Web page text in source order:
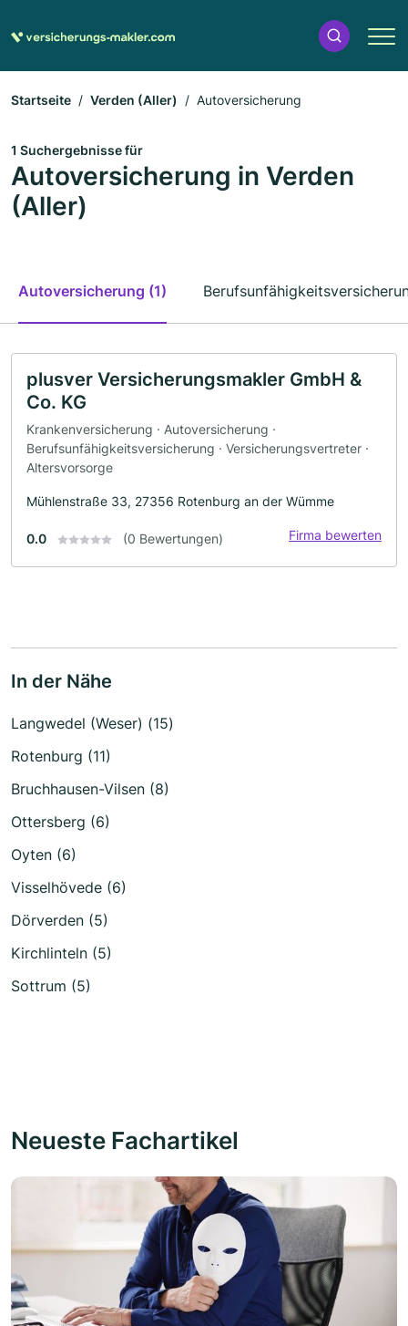
Startseite Verden (Aller) Autoversicherung
1 Suchergebnisse für
Autoversicherung in Verden
(Aller)
Autoversicherung (1)
plusver Versicherungsmakler GmbH &
Co. KG
Krankenversicherung · Autoversicherung ·
Berufsunfähigkeitsversicherung · Versicherungsvertreter ·
Altersvorsorge
Mühlenstraße 33, 27356 Rotenburg an der Wümme
0.0 (0 Bewertungen) Firma bewerten
In der Nähe
Langwedel (Weser) (15)
Rotenburg (11)
Bruchhausen-Vilsen (8)
Ottersberg (6)
Oyten (6)
Visselhövede (6)
Dörverden (5)
Kirchlinteln (5)
Sottrum (5)
Neueste Fachartikel